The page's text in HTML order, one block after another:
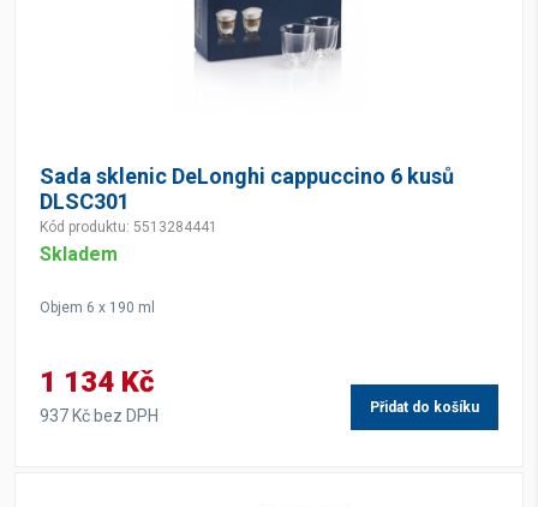
Sada sklenic DeLonghi cappuccino 6 kusů
DLSC301
Kód produktu: 5513284441
Skladem
Objem 6 x 190 ml
1 134 Kč
937 Kč bez DPH Přidat do košíku